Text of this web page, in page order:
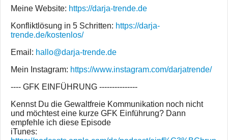
Meine Website: https://darja-trende.de
Konfliktlösung in 5 Schritten: https://darja-
trende.de/kostenlos/
Email: hallo@darja-trende.de
Mein Instagram: https://www.instagram.com/darjatrende/
---- GFK EINFÜHRUNG ---------------
Kennst Du die Gewaltfreie Kommunikation noch nicht
und möchtest eine kurze GFK Einführung? Dann
empfehle ich diese Episode
iTunes: